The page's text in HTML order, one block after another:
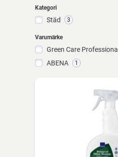
Kategori
Städ 3
Varumärke
Green Care Professional
ABENA 1